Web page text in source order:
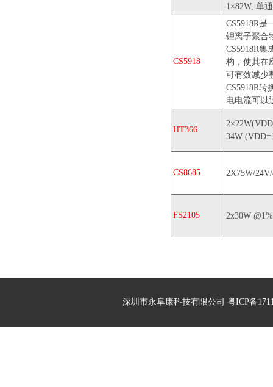
1×82W, 单
CS5918
CS5918R是
锂离子聚合
CS5918R集
构，使其在
可有效减少
CS5918R转
电电流可以
HT366
34W
CS8685 2X75W/
FS2105 2x30W
深圳市永阜康科技有限公司 粤ICP备